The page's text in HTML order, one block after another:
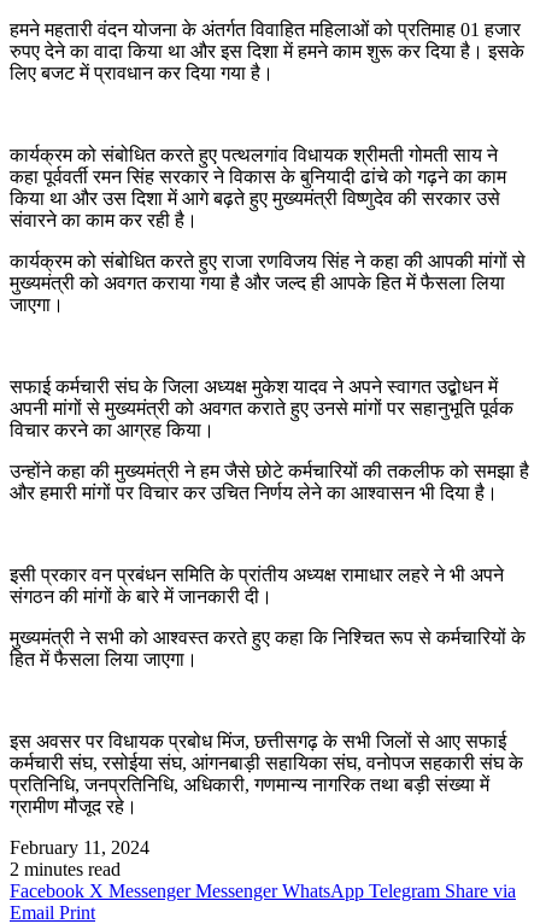
हमने महतारी वंदन योजना के अंतर्गत विवाहित महिलाओं को प्रतिमाह 01 हजार
रुपए देने का वादा किया था और इस दिशा में हमने काम शुरू कर दिया है। इसके
लिए बजट में प्रावधान कर दिया गया है।
कार्यक्रम को संबोधित करते हुए पत्थलगांव विधायक श्रीमती गोमती साय ने
कहा पूर्ववर्ती रमन सिंह सरकार ने विकास के बुनियादी ढांचे को गढ़ने का काम
किया था और उस दिशा में आगे बढ़ते हुए मुख्यमंत्री विष्णुदेव की सरकार उसे
संवारने का काम कर रही है।
कार्यक्रम को संबोधित करते हुए राजा रणविजय सिंह ने कहा की आपकी मांगों से
मुख्यमंत्री को अवगत कराया गया है और जल्द ही आपके हित में फैसला लिया
जाएगा।
सफाई कर्मचारी संघ के जिला अध्यक्ष मुकेश यादव ने अपने स्वागत उद्बोधन में
अपनी मांगों से मुख्यमंत्री को अवगत कराते हुए उनसे मांगों पर सहानुभूति पूर्वक
विचार करने का आग्रह किया।
उन्होंने कहा की मुख्यमंत्री ने हम जैसे छोटे कर्मचारियों की तकलीफ को समझा है
और हमारी मांगों पर विचार कर उचित निर्णय लेने का आश्वासन भी दिया है।
इसी प्रकार वन प्रबंधन समिति के प्रांतीय अध्यक्ष रामाधार लहरे ने भी अपने
संगठन की मांगों के बारे में जानकारी दी।
मुख्यमंत्री ने सभी को आश्वस्त करते हुए कहा कि निश्चित रूप से कर्मचारियों के
हित में फैसला लिया जाएगा।
इस अवसर पर विधायक प्रबोध मिंज, छत्तीसगढ़ के सभी जिलों से आए सफाई
कर्मचारी संघ, रसोईया संघ, आंगनबाड़ी सहायिका संघ, वनोपज सहकारी संघ के
प्रतिनिधि, जनप्रतिनिधि, अधिकारी, गणमान्य नागरिक तथा बड़ी संख्या में
ग्रामीण मौजूद रहे।
February 11, 2024
2 minutes read
Facebook X Messenger Messenger WhatsApp Telegram Share via
Email Print